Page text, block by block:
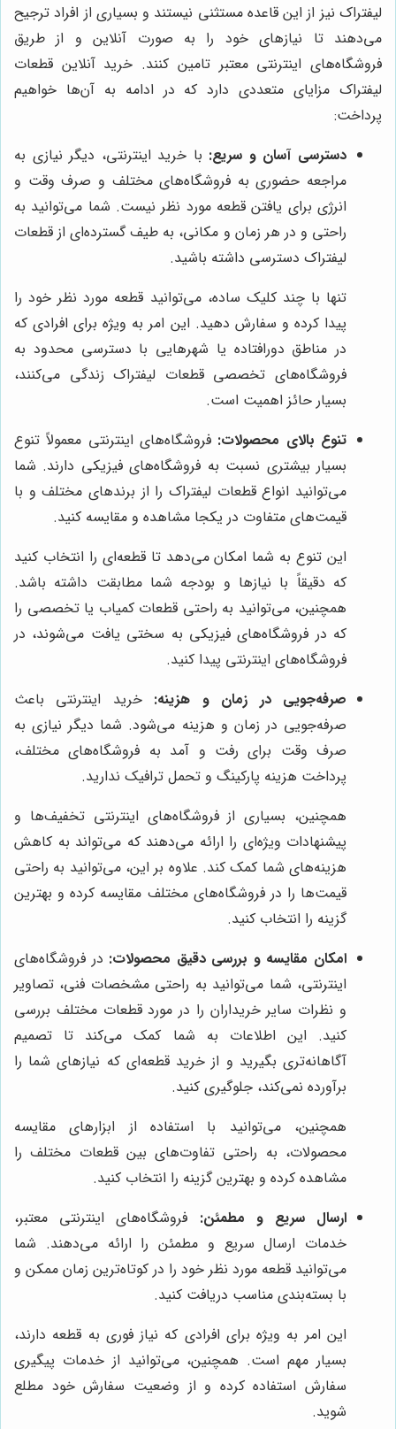
لیفتراک نیز از این قاعده مستثنی نیستند و بسیاری از افراد ترجیح
می‌دهند تا نیازهای خود را به صورت آنلاین و از طریق
فروشگاه‌های اینترنتی معتبر تامین کنند. خرید آنلاین قطعات
لیفتراک مزایای متعددی دارد که در ادامه به آن‌ها خواهیم
پرداخت:
دسترسی آسان و سریع: با خرید اینترنتی، دیگر نیازی به
مراجعه حضوری به فروشگاه‌های مختلف و صرف وقت و
انرژی برای یافتن قطعه مورد نظر نیست. شما می‌توانید به
راحتی و در هر زمان و مکانی، به طیف گسترده‌ای از قطعات
لیفتراک دسترسی داشته باشید.
تنها با چند کلیک ساده، می‌توانید قطعه مورد نظر خود را
پیدا کرده و سفارش دهید. این امر به ویژه برای افرادی که
در مناطق دورافتاده یا شهرهایی با دسترسی محدود به
فروشگاه‌های تخصصی قطعات لیفتراک زندگی می‌کنند،
بسیار حائز اهمیت است.
تنوع بالای محصولات: فروشگاه‌های اینترنتی معمولاً تنوع
بسیار بیشتری نسبت به فروشگاه‌های فیزیکی دارند. شما
می‌توانید انواع قطعات لیفتراک را از برندهای مختلف و با
قیمت‌های متفاوت در یکجا مشاهده و مقایسه کنید.
این تنوع به شما امکان می‌دهد تا قطعه‌ای را انتخاب کنید
که دقیقاً با نیازها و بودجه شما مطابقت داشته باشد.
همچنین، می‌توانید به راحتی قطعات کمیاب یا تخصصی را
که در فروشگاه‌های فیزیکی به سختی یافت می‌شوند، در
فروشگاه‌های اینترنتی پیدا کنید.
صرفه‌جویی در زمان و هزینه: خرید اینترنتی باعث
صرفه‌جویی در زمان و هزینه می‌شود. شما دیگر نیازی به
صرف وقت برای رفت و آمد به فروشگاه‌های مختلف،
پرداخت هزینه پارکینگ و تحمل ترافیک ندارید.
همچنین، بسیاری از فروشگاه‌های اینترنتی تخفیف‌ها و
پیشنهادات ویژه‌ای را ارائه می‌دهند که می‌تواند به کاهش
هزینه‌های شما کمک کند. علاوه بر این، می‌توانید به راحتی
قیمت‌ها را در فروشگاه‌های مختلف مقایسه کرده و بهترین
گزینه را انتخاب کنید.
امکان مقایسه و بررسی دقیق محصولات: در فروشگاه‌های
اینترنتی، شما می‌توانید به راحتی مشخصات فنی، تصاویر
و نظرات سایر خریداران را در مورد قطعات مختلف بررسی
کنید. این اطلاعات به شما کمک می‌کند تا تصمیم
آگاهانه‌تری بگیرید و از خرید قطعه‌ای که نیازهای شما را
برآورده نمی‌کند، جلوگیری کنید.
همچنین، می‌توانید با استفاده از ابزارهای مقایسه
محصولات، به راحتی تفاوت‌های بین قطعات مختلف را
مشاهده کرده و بهترین گزینه را انتخاب کنید.
ارسال سریع و مطمئن: فروشگاه‌های اینترنتی معتبر،
خدمات ارسال سریع و مطمئن را ارائه می‌دهند. شما
می‌توانید قطعه مورد نظر خود را در کوتاه‌ترین زمان ممکن و
با بسته‌بندی مناسب دریافت کنید.
این امر به ویژه برای افرادی که نیاز فوری به قطعه دارند،
بسیار مهم است. همچنین، می‌توانید از خدمات پیگیری
سفارش استفاده کرده و از وضعیت سفارش خود مطلع
شوید.